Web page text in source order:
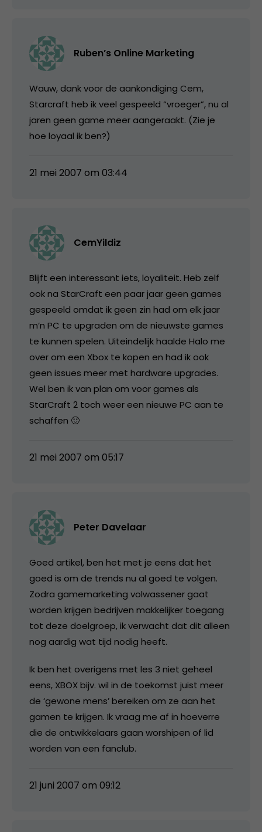
Ruben’s Online Marketing
Wauw, dank voor de aankondiging Cem,
Starcraft heb ik veel gespeeld “vroeger”, nu al
jaren geen game meer aangeraakt. (Zie je
hoe loyaal ik ben?)
21 mei 2007 om 03:44
CemYildiz
Blijft een interessant iets, loyaliteit. Heb zelf
ook na StarCraft een paar jaar geen games
gespeeld omdat ik geen zin had om elk jaar
m’n PC te upgraden om de nieuwste games
te kunnen spelen. Uiteindelijk haalde Halo me
over om een Xbox te kopen en had ik ook
geen issues meer met hardware upgrades.
Wel ben ik van plan om voor games als
StarCraft 2 toch weer een nieuwe PC aan te
schaffen 🙂
21 mei 2007 om 05:17
Peter Davelaar
Goed artikel, ben het met je eens dat het
goed is om de trends nu al goed te volgen.
Zodra gamemarketing volwassener gaat
worden krijgen bedrijven makkelijker toegang
tot deze doelgroep, ik verwacht dat dit alleen
nog aardig wat tijd nodig heeft.
Ik ben het overigens met les 3 niet geheel
eens, XBOX bijv. wil in de toekomst juist meer
de ‘gewone mens’ bereiken om ze aan het
gamen te krijgen. Ik vraag me af in hoeverre
die de ontwikkelaars gaan worshipen of lid
worden van een fanclub.
21 juni 2007 om 09:12